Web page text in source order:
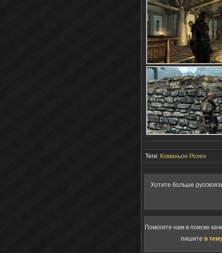
Теги: Команьон Розен
Хотите больше
Помогите нам в поиске
пишите в